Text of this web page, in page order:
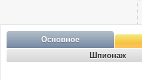
Основное
Шпионаж